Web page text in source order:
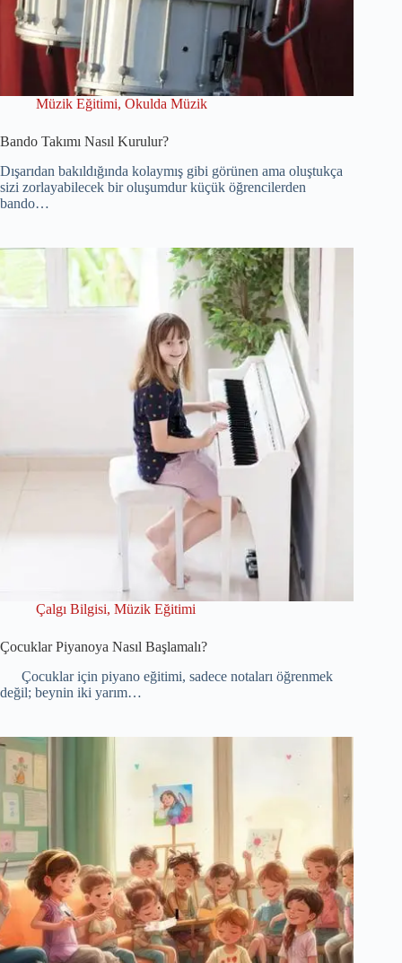
Müzik Eğitimi, Okulda Müzik
Bando Takımı Nasıl Kurulur?
Dışarıdan bakıldığında kolaymış gibi görünen ama oluştukça
sizi zorlayabilecek bir oluşumdur küçük öğrencilerden
bando…
Çalgı Bilgisi, Müzik Eğitimi
Çocuklar Piyanoya Nasıl Başlamalı?
Çocuklar için piyano eğitimi, sadece notaları öğrenmek
değil; beynin iki yarım…